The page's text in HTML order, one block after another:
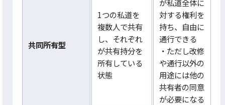
共同所有型
1つの私道を
複数人で共有
し、それぞれ
が共有持分を
所有している
状態
が私道全体に
対する権利を
持ち、自由に
通行できる
・ただし改修
や通行以外の
用途には他の
共有者の同意
が必要になる